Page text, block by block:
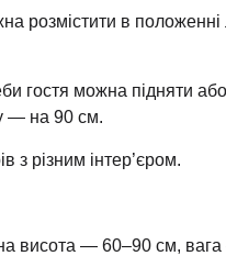
розмістити в
гостя можна підняти або
— на 90 см.
з різним інтер’єром.
висота — 60–90 см, вага